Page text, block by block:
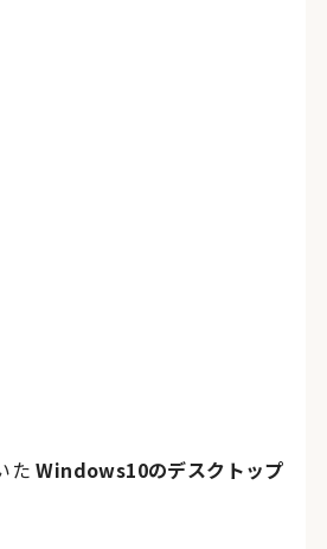
たWindows10のデスクトップ